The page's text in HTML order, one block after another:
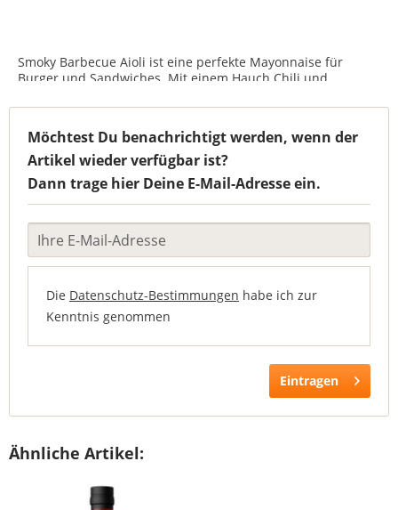
Smoky Barbecue Aioli ist eine perfekte Mayonnaise für
Burger und Sandwiches. Mit einem Hauch Chili und
Aroma! Verwandelt gewöhnliche Gerichte in
Möchtest Du benachrichtigt werden, wenn der
Artikel wieder verfügbar ist?
Dann trage hier Deine E-Mail-Adresse ein.
Die Datenschutz-Bestimmungen habe ich zur
Kenntnis genommen
Eintragen
Ähnliche Artikel: